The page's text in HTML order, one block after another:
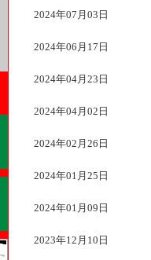
2024年07月03日
2024年06月17日
2024年04月23日
2024年04月02日
2024年02月26日
2024年01月25日
2024年01月09日
2023年12月10日